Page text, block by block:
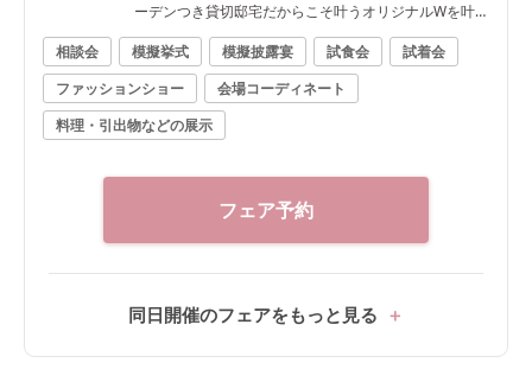
ーデンつき貸切邸宅だからこそ叶うオリジナルWを叶
えよう
相談会 模擬挙式 模擬披露宴 試食会
試着会
ファッションショー
会場コーディネート
料理・引出物などの展示
フェア予約
同日開催のフェアをもっと見る